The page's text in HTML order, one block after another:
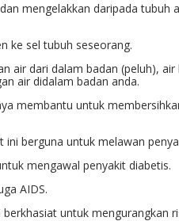
mengelakkan daripada tubuh
ke sel tubuh seseorang.
air dari dalam badan (peluh), air
air didalam badan anda.
membantu untuk
berguna untuk melawan
mengawal penyakit diabetis.
AIDS.
untuk mengurangkan